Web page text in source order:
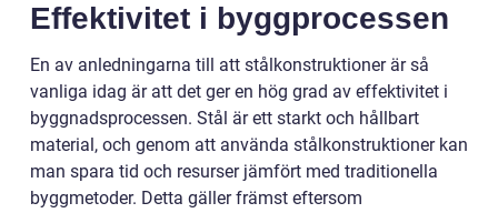
Effektivitet i byggprocessen
En av anledningarna till att stålkonstruktioner är så
vanliga idag är att det ger en hög grad av effektivitet i
byggnadsprocessen. Stål är ett starkt och hållbart
material, och genom att använda stålkonstruktioner kan
man spara tid och resurser jämfört med traditionella
byggmetoder. Detta gäller främst eftersom